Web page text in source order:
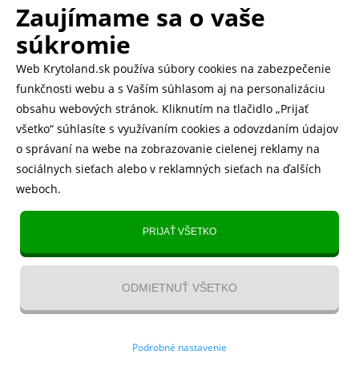
.
Rychlé doručenie 1-2 dní
Heurekazobraziť recenzie
Instagram5.643 fanúšikov
TikTok4.833 fanúšikov
Recenzie /Blog / Magazín
Zaujímame sa o vaše
súkromie
Web Krytoland.sk používa súbory cookies na zabezpečenie
funkčnosti webu a s Vaším súhlasom aj na personalizáciu
obsahu webových stránok. Kliknutím na tlačidlo „Prijať
všetko“ súhlasíte s využívaním cookies a odovzdaním údajov
o správaní na webe na zobrazovanie cielenej reklamy na
sociálnych sieťach alebo v reklamných sieťach na ďalších
weboch.
PRIJAŤ VŠETKO
ODMIETNUŤ VŠETKO
Podrobné nastavenie